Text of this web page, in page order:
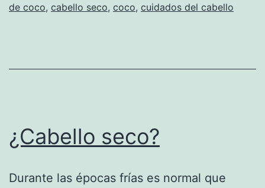
de coco, cabello seco, coco, cuidados del cabello
¿Cabello seco?
Durante las épocas frías es normal que